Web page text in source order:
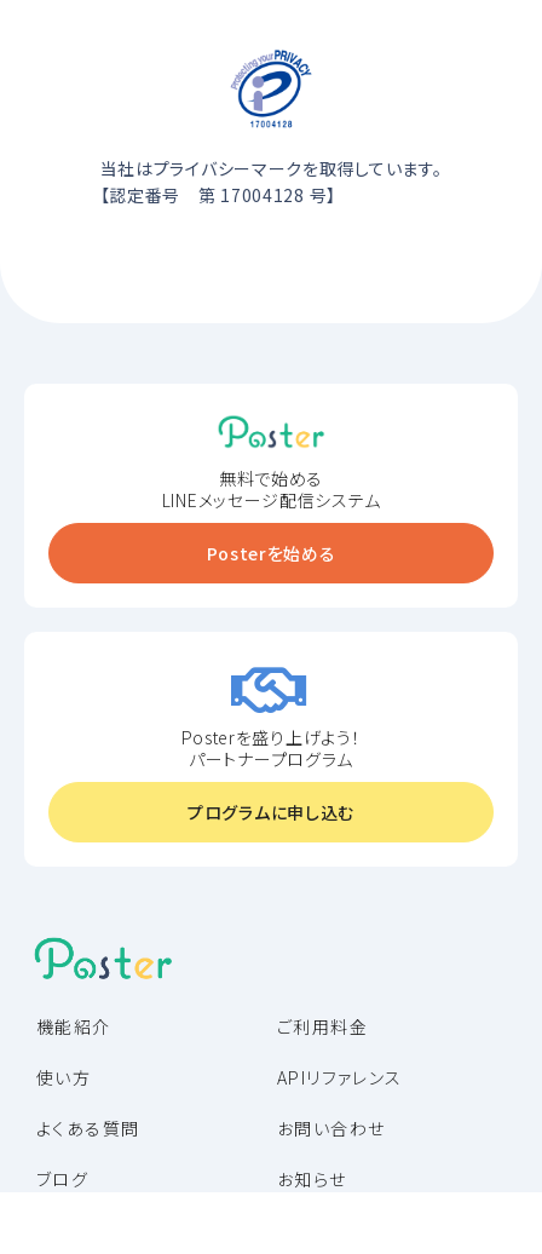
当社はプライバシーマークを取得しています。
【認定番号 第 17004128 号】
機能紹介
使い方
よくある質問
ブログ
ご利用料金
APIリファレンス
お問い合わせ
お知らせ
無料で始める
LINEメッセージ配信システム
Posterを始める
Posterを盛り上げよう！
パートナープログラム
プログラムに申し込む